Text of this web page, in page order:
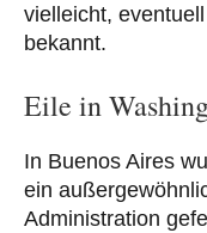
vielleicht,
bekannt.
Eile in
In Buenos Aires
ein
Administration